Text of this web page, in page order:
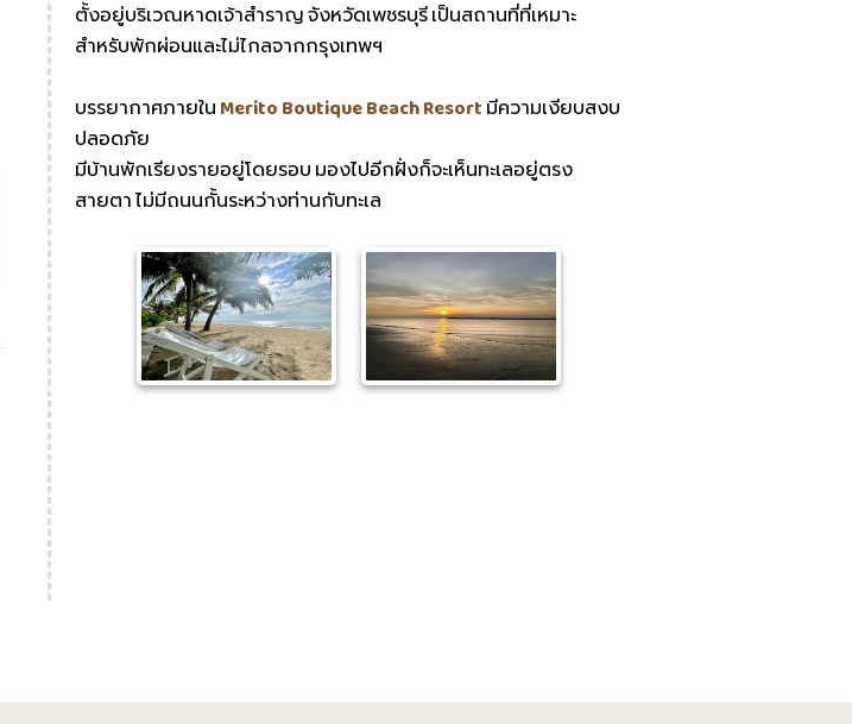
ตั้งอยู่บริเวณหาดเจ้าสำราญ จังหวัดเพชรบุรี เป็นสถานที่ที่เหมาะ
สำหรับพักผ่อนและไม่ไกลจากกรุงเทพฯ
บรรยากาศภายในMerito Boutique Beach Resortมีความเงียบสงบ
ปลอดภัย
มีบ้านพักเรียงรายอยู่โดยรอบ มองไปอีกฝั่งก็จะเห็นทะเลอยู่ตรง
สายตา ไม่มีถนนกั้นระหว่างท่านกับทะเล